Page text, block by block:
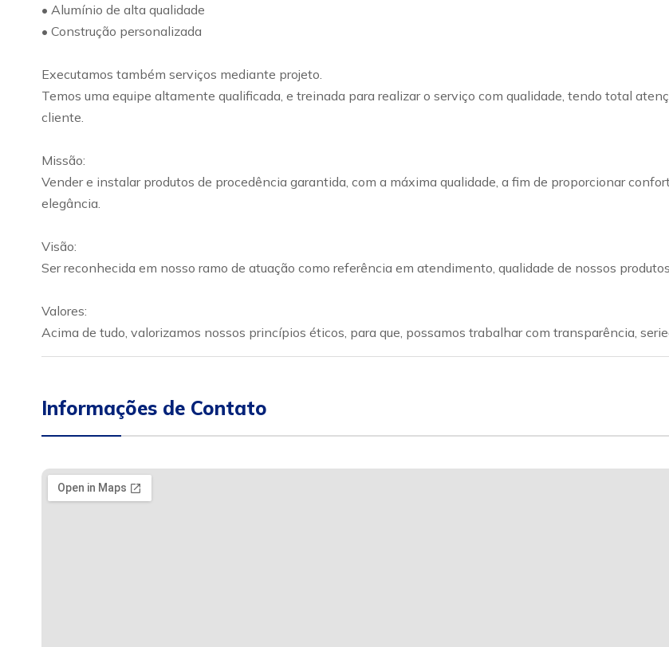
• Alumínio de alta qualidade
• Construção personalizada
Executamos também serviços mediante projeto.
Temos uma equipe altamente qualificada, e treinada para realizar o serviço com qualidade, tendo total
cliente.
Missão:
Vender e instalar produtos de procedência garantida, com a máxima qualidade, a fim de proporcionar
elegância.
Visão:
Ser reconhecida em nosso ramo de atuação como referência em atendimento, qualidade de nossos
Valores:
Acima de tudo, valorizamos nossos princípios éticos, para que, possamos trabalhar com transparência,
Informações de Contato